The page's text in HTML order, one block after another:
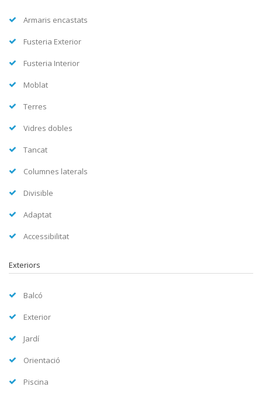
Armaris encastats
Fusteria Exterior
Fusteria Interior
Moblat
Terres
Vidres dobles
Tancat
Columnes laterals
Divisible
Adaptat
Accessibilitat
Exteriors
Balcó
Exterior
Jardí
Orientació
Piscina